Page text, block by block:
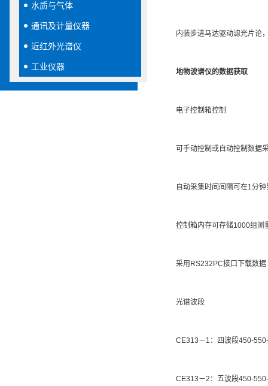
水质与气体
通讯及计量仪器
近红外光谱仪
工业仪器
内装步进马达驱动滤光片论
地物波谱仪的数据获取
电子控制箱控制
可手动控制或自动控制数据
自动采集时间间隔可在1分钟
控制箱内存可存储1000组测
采用RS232PC接口下载数据
光谱波段
CE313－1：四波段450-550-
CE313－2：五波段450-550-